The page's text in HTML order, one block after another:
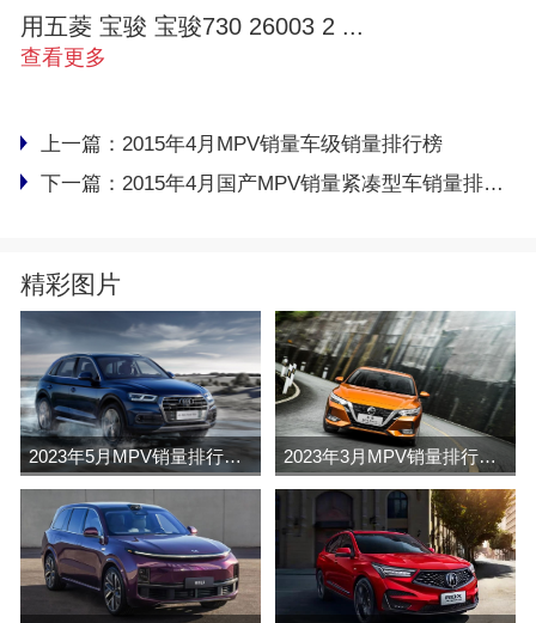
用五菱 宝骏 宝骏730 26003 2 ...
查看更多
上一篇： 2015年4月MPV销量车级销量排行榜
下一篇： 2015年4月国产MPV销量紧凑型车销量排行榜
精彩图片
2023年5月MPV销量排行榜完整版名单 2023年3月MPV销量排行榜完整版名单